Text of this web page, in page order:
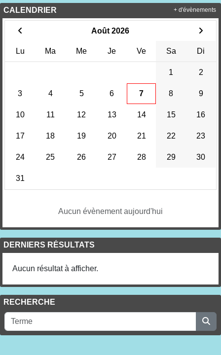
CALENDRIER
Août 2026
Lu Ma Me Je Ve Sa Di
1 2
3 4 5 6 7 8 9
10 11 12 13 14 15 16
17 18 19 20 21 22 23
24 25 26 27 28 29 30
31
Aucun évènement aujourd'hui
+ d'évènements
DERNIERS RÉSULTATS
Aucun résultat à afficher.
RECHERCHE